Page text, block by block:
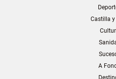
Castilla y
A